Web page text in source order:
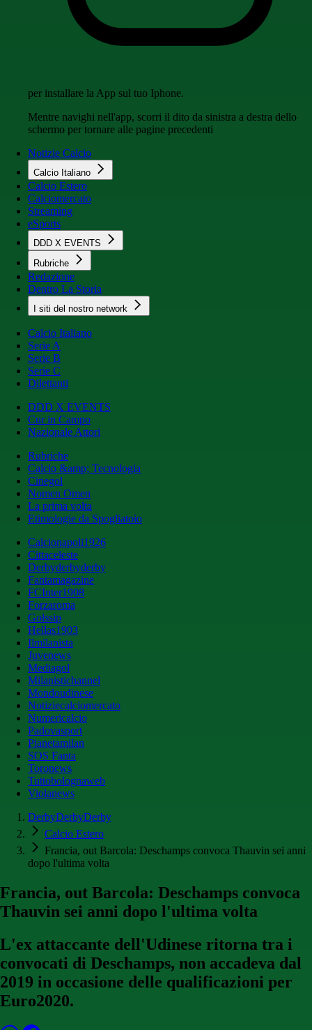
per installare la App sul tuo Iphone.
Mentre navighi nell'app, scorri il dito da sinistra a destra dello
schermo per tornare alle pagine precedenti
Notizie Calcio
Calcio Italiano
Calcio Estero
Calciomercato
Streaming
eSports
DDD X EVENTS
Rubriche
Redazione
Dentro La Storia
I siti del nostro network
Calcio Italiano
Serie A
Serie B
Serie C
Dilettanti
DDD X EVENTS
Cur in Campo
Nazionale Attori
Rubriche
Calcio &amp; Tecnologia
Cinegol
Nomen Omen
La prima volta
Etimologie da Spogliatoio
Calcionapoli1926
Cittaceleste
Derbyderbyderby
Fantamagazine
FCInter1908
Forzaroma
Golssip
Hellas1903
Ilmilanista
Juvenews
Mediagol
Milanistichannel
Mondoudinese
Notiziecalciomercato
Numericalcio
Padovasport
Pianetamilan
SOS Fanta
Toronews
Tuttobolognaweb
Violanews
DerbyDerbyDerby
Calcio Estero
Francia, out Barcola: Deschamps convoca Thauvin sei anni
dopo l'ultima volta
Francia, out Barcola: Deschamps convoca
Thauvin sei anni dopo l'ultima volta
L'ex attaccante dell'Udinese ritorna tra i
convocati di Deschamps, non accadeva dal
2019 in occasione delle qualificazioni per
Euro2020.